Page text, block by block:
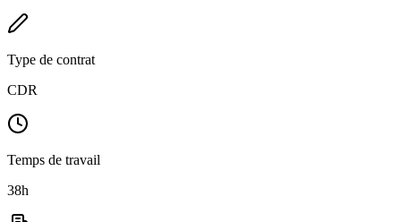
Type de contrat
CDR
Temps de travail
38h